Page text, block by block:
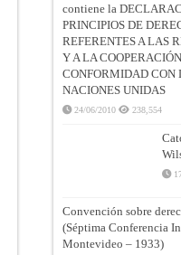
contiene la
PRINCIPIOS DE
REFERENTES A LAS
Y A LA
CONFORMIDAD CON
NACIONES UNIDAS
24/06/2010 238,554
Convención sobre
(Séptima Conferencia
Montevideo – 1933)